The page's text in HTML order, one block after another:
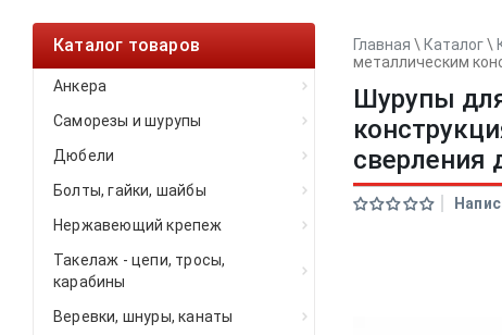
Каталог товаров
Анкера
Саморезы и шурупы
Дюбели
Болты, гайки, шайбы
Нержавеющий крепеж
Такелаж - цепи, тросы,
карабины
Веревки, шнуры, канаты
Главная \ Каталог\
металлическим
Шурупы